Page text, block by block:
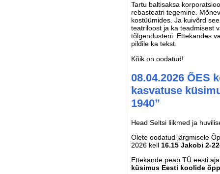
Tartu baltisaksa
rebasteatri tegemine.
kostüümides. Ja kuivõrd
teatriloost ja ka teadmisest
tõlgendusteni. Ettekandes
pildile ka tekst.
Kõik on oodatud!
08.04.2026 ÕES
kasvatuse
1940”
Head Seltsi liikmed ja
Olete oodatud järgmisele
2026 kell 16.15 Jakobi 2-
Ettekande peab TÜ eesti
küsimus Eesti koolide